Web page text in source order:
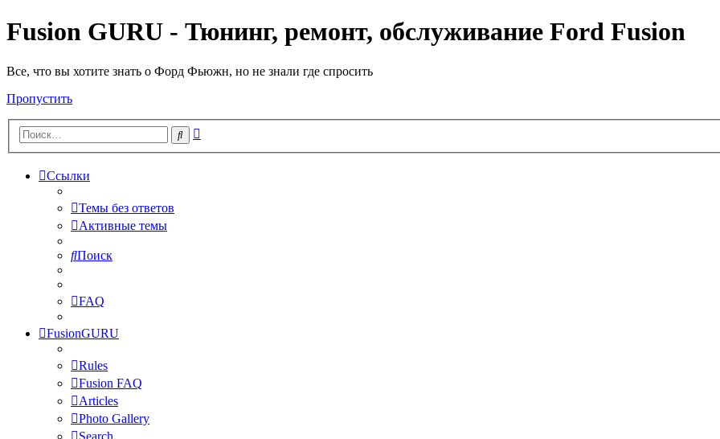
Fusion GURU - Тюнинг, ремонт, обслуживание Ford Fusion
Все, что вы хотите знать о Форд Фьюжн, но не знали где спросить
Пропустить
Поиск
Ссылки
Темы без ответов
Активные темы
Поиск
FAQ
FusionGURU
Rules
Fusion FAQ
Articles
Photo Gallery